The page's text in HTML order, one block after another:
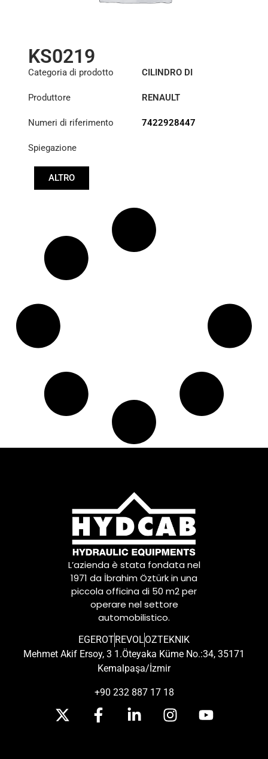
KS0219
Categoria di prodotto
CILINDRO DI
CABINA
Produttore RENAULT
Numeri di riferimento 7422928447
Spiegazione
ALTRO
L’azienda è stata fondata nel
1971 da İbrahim Öztürk in una
piccola officina di 50 m2 per
operare nel settore
automobilistico.
EGEROTREVOLOZTEKNIK
Mehmet Akif Ersoy, 3 1.Öteyaka Küme No.:34, 35171
Kemalpaşa/İzmir
+90 232 887 17 18